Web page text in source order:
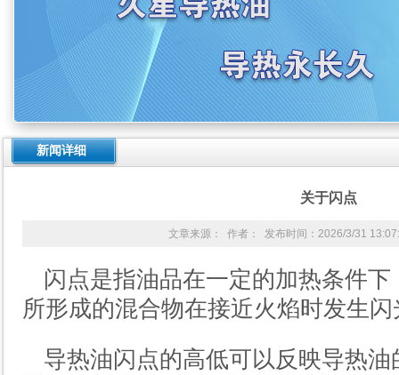
新闻详细
关于闪点
文章来源： 作者： 发布时间：2026/3/31
闪点是指油品在一定的加热条件
所形成的混合物在接近火焰时发生
导热油闪点的高低可以反映导热